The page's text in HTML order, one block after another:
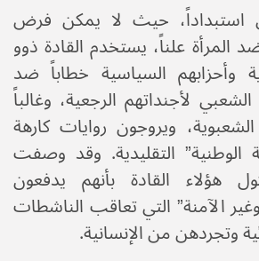
استبداداً، حيث لا يمكن فرض
علناً، يستخدم القادة ذوو
وأحزابهم السياسية خطاباً ضد
الشعبي لأجنداتهم الرجعية، وغالباً
ويروجون روايات كارهة
الوطنية” التقليدية. وقد وصفت
هؤلاء القادة بأنهم يدفعون
الآمنة” التي تعاقب الناشطات
وتجردهن من الإنسانية.